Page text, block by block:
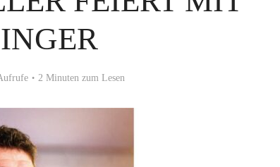
2 Minuten zum Lesen